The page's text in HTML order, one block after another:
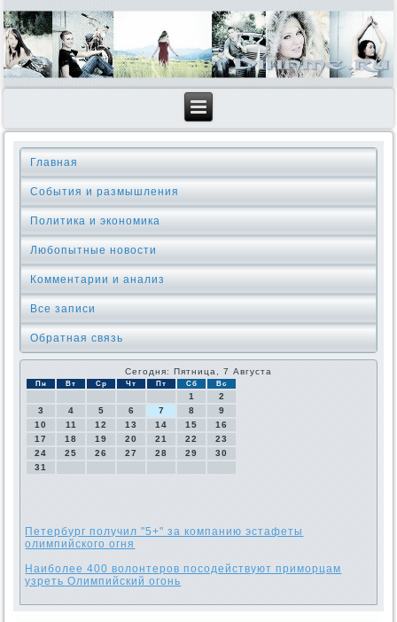
Главная
События и размышления
Политика и экономика
Любопытные новости
Комментарии и анализ
Все записи
Обратная связь
Сегодня: Пятница, 7 Августа
Пн Вт Ср Чт Пт Сб Вс
1
2
3
4 5 6 7 8
9
10
11 12 13 14 15
16
17
18 19 20 21 22
23
24
25 26 27 28 29
30
31
Петербург получил "5+" за компанию эстафеты
олимпийского огня
Наиболее 400 волонтеров посодействуют приморцам
узреть Олимпийский огонь